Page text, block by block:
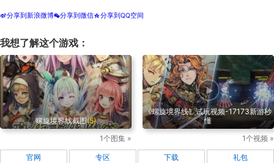
t分享到新浪微博w分享到微信z分享到QQ空间
我想了解这个游戏：
螺旋境界线截图(5)
1个图集 »
《螺旋境界线》试玩视频-17173新游秒
懂
1个视频 »
官网 专区 下载 礼包